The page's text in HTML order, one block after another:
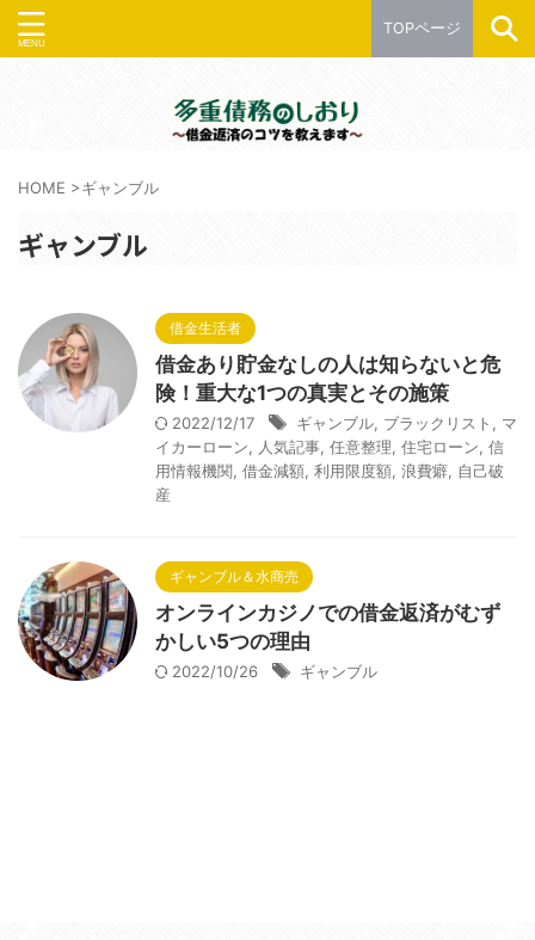
TOPページ
HOME >ギャンブル
ギャンブル
借金生活者
借金あり貯金なしの人は知らないと危
険！重大な1つの真実とその施策
2022/12/17 ギャンブル, ブラックリスト , マ
イカーローン, 人気記事, 任意整理, 住宅ローン, 信
用情報機関, 借金減額, 利用限度額, 浪費癖, 自己破
産
ギャンブル＆水商売
オンラインカジノでの借金返済がむず
かしい5つの理由
2022/10/26 ギャンブル